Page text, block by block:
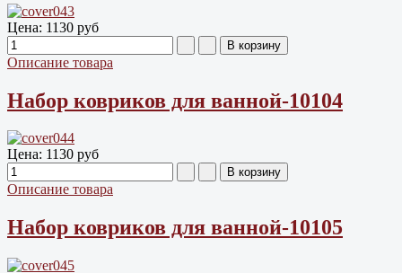
Цена: 1130 руб
Описание товара
Набор ковриков для ванной-10104
Цена: 1130 руб
Описание товара
Набор ковриков для ванной-10105